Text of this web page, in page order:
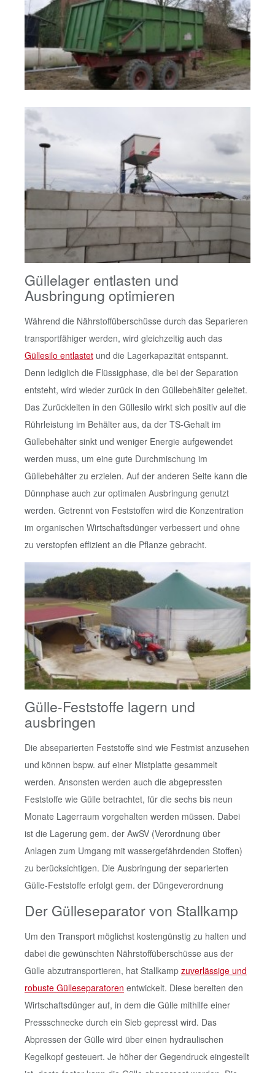
Güllelager entlasten und
Ausbringung optimieren
Während die Nährstoffüberschüsse durch das Separieren
transportfähiger werden, wird gleichzeitig auch das
Güllesilo entlastet und die Lagerkapazität entspannt.
Denn lediglich die Flüssigphase, die bei der Separation
entsteht, wird wieder zurück in den Güllebehälter geleitet.
Das Zurückleiten in den Güllesilo wirkt sich positiv auf die
Rührleistung im Behälter aus, da der TS-Gehalt im
Güllebehälter sinkt und weniger Energie aufgewendet
werden muss, um eine gute Durchmischung im
Güllebehälter zu erzielen. Auf der anderen Seite kann die
Dünnphase auch zur optimalen Ausbringung genutzt
werden. Getrennt von Feststoffen wird die Konzentration
im organischen Wirtschaftsdünger verbessert und ohne
zu verstopfen effizient an die Pflanze gebracht.
Gülle-Feststoffe lagern und
ausbringen
Die abseparierten Feststoffe sind wie Festmist anzusehen
und können bspw. auf einer Mistplatte gesammelt
werden. Ansonsten werden auch die abgepressten
Feststoffe wie Gülle betrachtet, für die sechs bis neun
Monate Lagerraum vorgehalten werden müssen. Dabei
ist die Lagerung gem. der AwSV (Verordnung über
Anlagen zum Umgang mit wassergefährdenden Stoffen)
zu berücksichtigen. Die Ausbringung der separierten
Gülle-Feststoffe erfolgt gem. der Düngeverordnung
Der Gülleseparator von Stallkamp
Um den Transport möglichst kostengünstig zu halten und
dabei die gewünschten Nährstoffüberschüsse aus der
Gülle abzutransportieren, hat Stallkamp zuverlässige und
robuste Gülleseparatoren entwickelt. Diese bereiten den
Wirtschaftsdünger auf, in dem die Gülle mithilfe einer
Pressschnecke durch ein Sieb gepresst wird. Das
Abpressen der Gülle wird über einen hydraulischen
Kegelkopf gesteuert. Je höher der Gegendruck eingestellt